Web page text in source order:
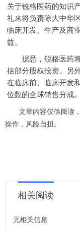
关于锐格医药的知识
礼来将负责除大中华
临床开发、生产及商
益。
据悉，锐格医药将
括部分股权投资。另
在临床前、临床开发
位数的全球销售分成。
文章内容仅供阅读，
操作，风险自担。
相关阅读
无相关信息